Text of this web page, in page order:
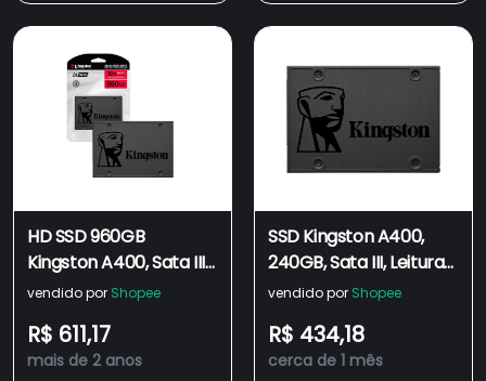
HD SSD 960GB
Kingston A400, Sata III
6GB/s, Leitura
450MB/s -
SA400S37/960G
vendido por Shopee
R$ 611,17
mais de 2 anos
SSD Kingston A400,
240GB, Sata III, Leitura
500MBs Gravação
SA400S37/240G
vendido por Shopee
R$ 434,18
cerca de 1 mês